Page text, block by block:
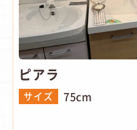
ピアラ
サイズ 75cm